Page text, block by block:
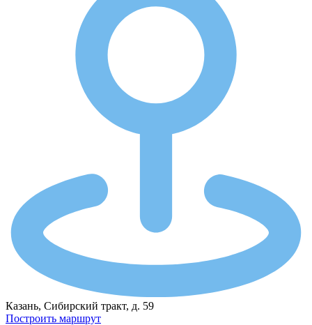
Казань, Сибирский тракт, д. 59
Построить маршрут